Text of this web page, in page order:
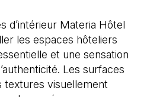
d’intérieur Materia Hôtel
les espaces hôteliers
et une sensation
Les surfaces
textures visuellement